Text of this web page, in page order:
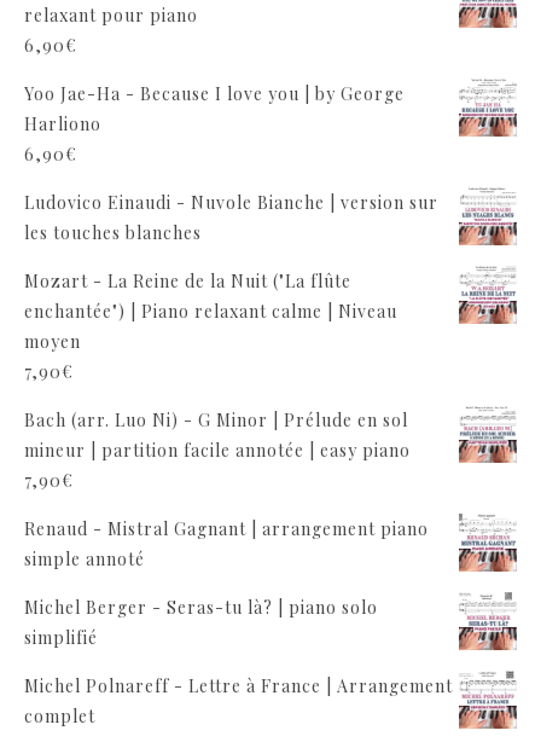
relaxant pour piano
6,90€
Yoo Jae-Ha - Because I love you | by George
Harliono
6,90€
Ludovico Einaudi - Nuvole Bianche | version sur
les touches blanches
Mozart - La Reine de la Nuit ("La flûte
enchantée") | Piano relaxant calme | Niveau
moyen
7,90€
Bach (arr. Luo Ni) - G Minor | Prélude en sol
mineur | partition facile annotée | easy piano
7,90€
Renaud - Mistral Gagnant | arrangement piano
simple annoté
Michel Berger - Seras-tu là? | piano solo
simplifié
Michel Polnareff - Lettre à France | Arrangement
complet